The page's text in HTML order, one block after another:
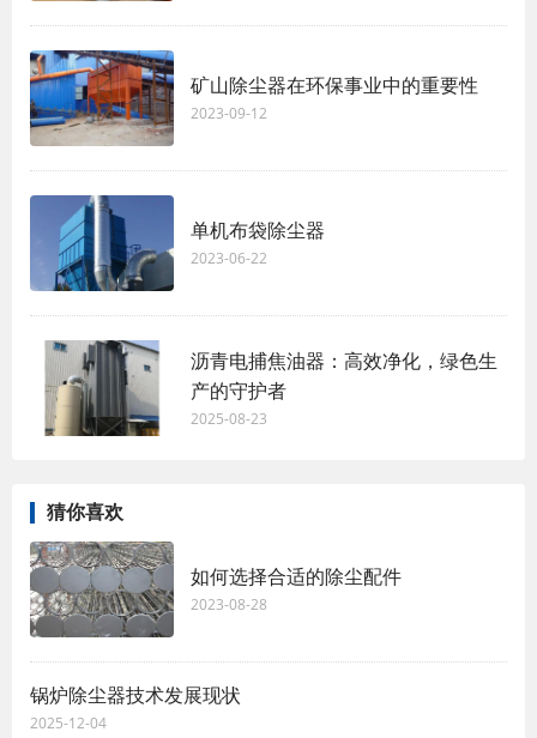
矿山除尘器在环保事业中的重要性
2023-09-12
单机布袋除尘器
2023-06-22
沥青电捕焦油器：高效净化，绿色生
产的守护者
2025-08-23
猜你喜欢
如何选择合适的除尘配件
2023-08-28
锅炉除尘器技术发展现状
2025-12-04